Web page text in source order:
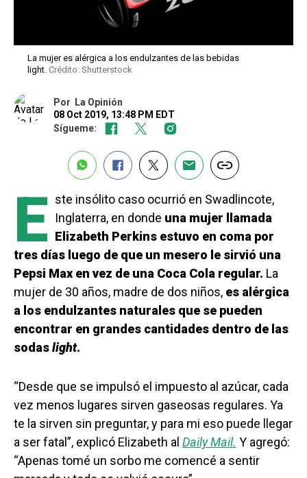
La mujer es alérgica a los endulzantes de las bebidas
light. Crédito: Shutterstock
Por La Opinión
08 Oct 2019, 13:48 PM EDT
Sígueme:
E ste insólito caso ocurrió en Swadlincote,
Inglaterra, en donde una mujer llamada
Elizabeth Perkins estuvo en coma por
tres días luego de que un mesero le sirvió una
Pepsi Max en vez de una Coca Cola regular. La
mujer de 30 años, madre de dos niños, es alérgica
a los endulzantes naturales que se pueden
encontrar en grandes cantidades dentro de las
sodaslight.
“Desde que se impulsó el impuesto al azúcar, cada
vez menos lugares sirven gaseosas regulares. Ya
te la sirven sin preguntar, y para mi eso puede llegar
a ser fatal”, explicó Elizabeth al Daily Mail. Y agregó:
“Apenas tomé un sorbo me comencé a sentir